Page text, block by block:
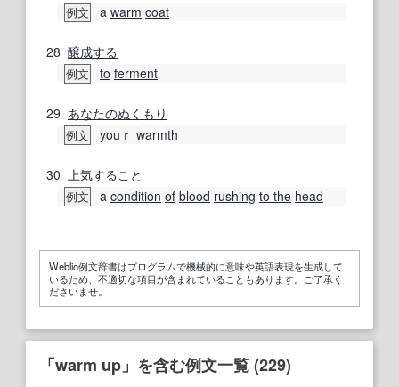
例文 a warm coat
28 醸成する
例文 to ferment
29 あなたのぬくもり
例文 youｒ warmth
30 上気すること
例文 a condition of blood rushing to the head
Weblio例文辞書はプログラムで機械的に意味や英語表現を生成して
いるため、不適切な項目が含まれていることもあります。ご了承く
ださいませ。
「warm up」を含む例文一覧 (229)